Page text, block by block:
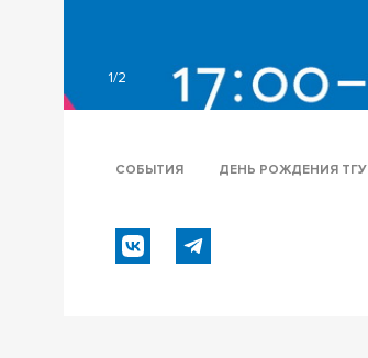
1/2
СОБЫТИЯ ДЕНЬ РОЖДЕНИЯ ТГУ